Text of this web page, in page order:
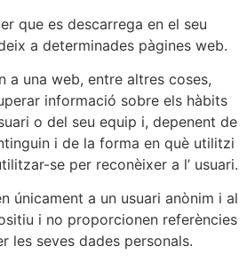
que es descarrega en el seu
a determinades pàgines web.
a una web, entre altres coses,
informació sobre els hàbits
o del seu equip i, depenent de
i de la forma en què utilitzi
se per reconèixer a l’ usuari.
únicament a un usuari anònim i al
i no proporcionen referències
les seves dades personals.